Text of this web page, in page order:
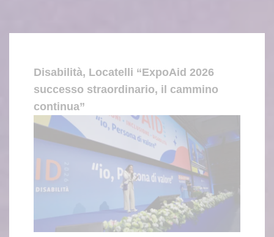
Disabilità, Locatelli “ExpoAid 2026
successo straordinario, il cammino
continua”